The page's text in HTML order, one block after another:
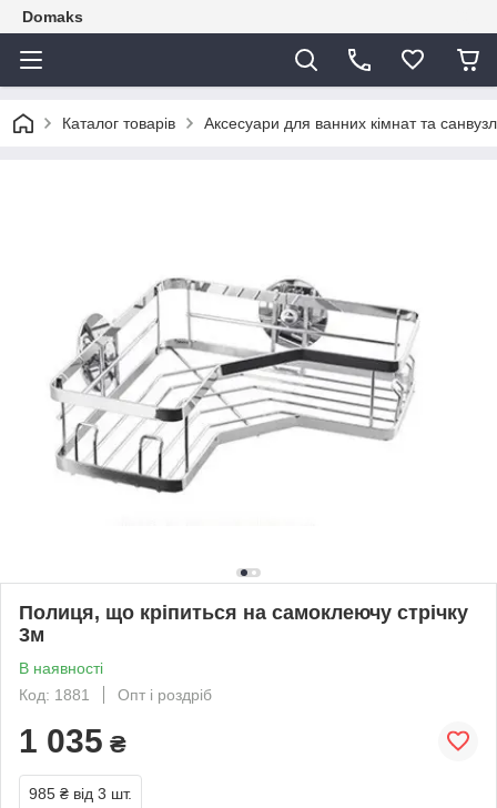
Domaks
Каталог товарів Аксесуари для ванних кімнат та
Полиця, що кріпиться на самоклеючу стрічку
3м
В наявності
Код: 1881
Опт і роздріб
1 035 ₴
985 ₴ від 3 шт.